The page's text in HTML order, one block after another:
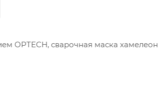
OPTECH, сварочная маска хамелеон